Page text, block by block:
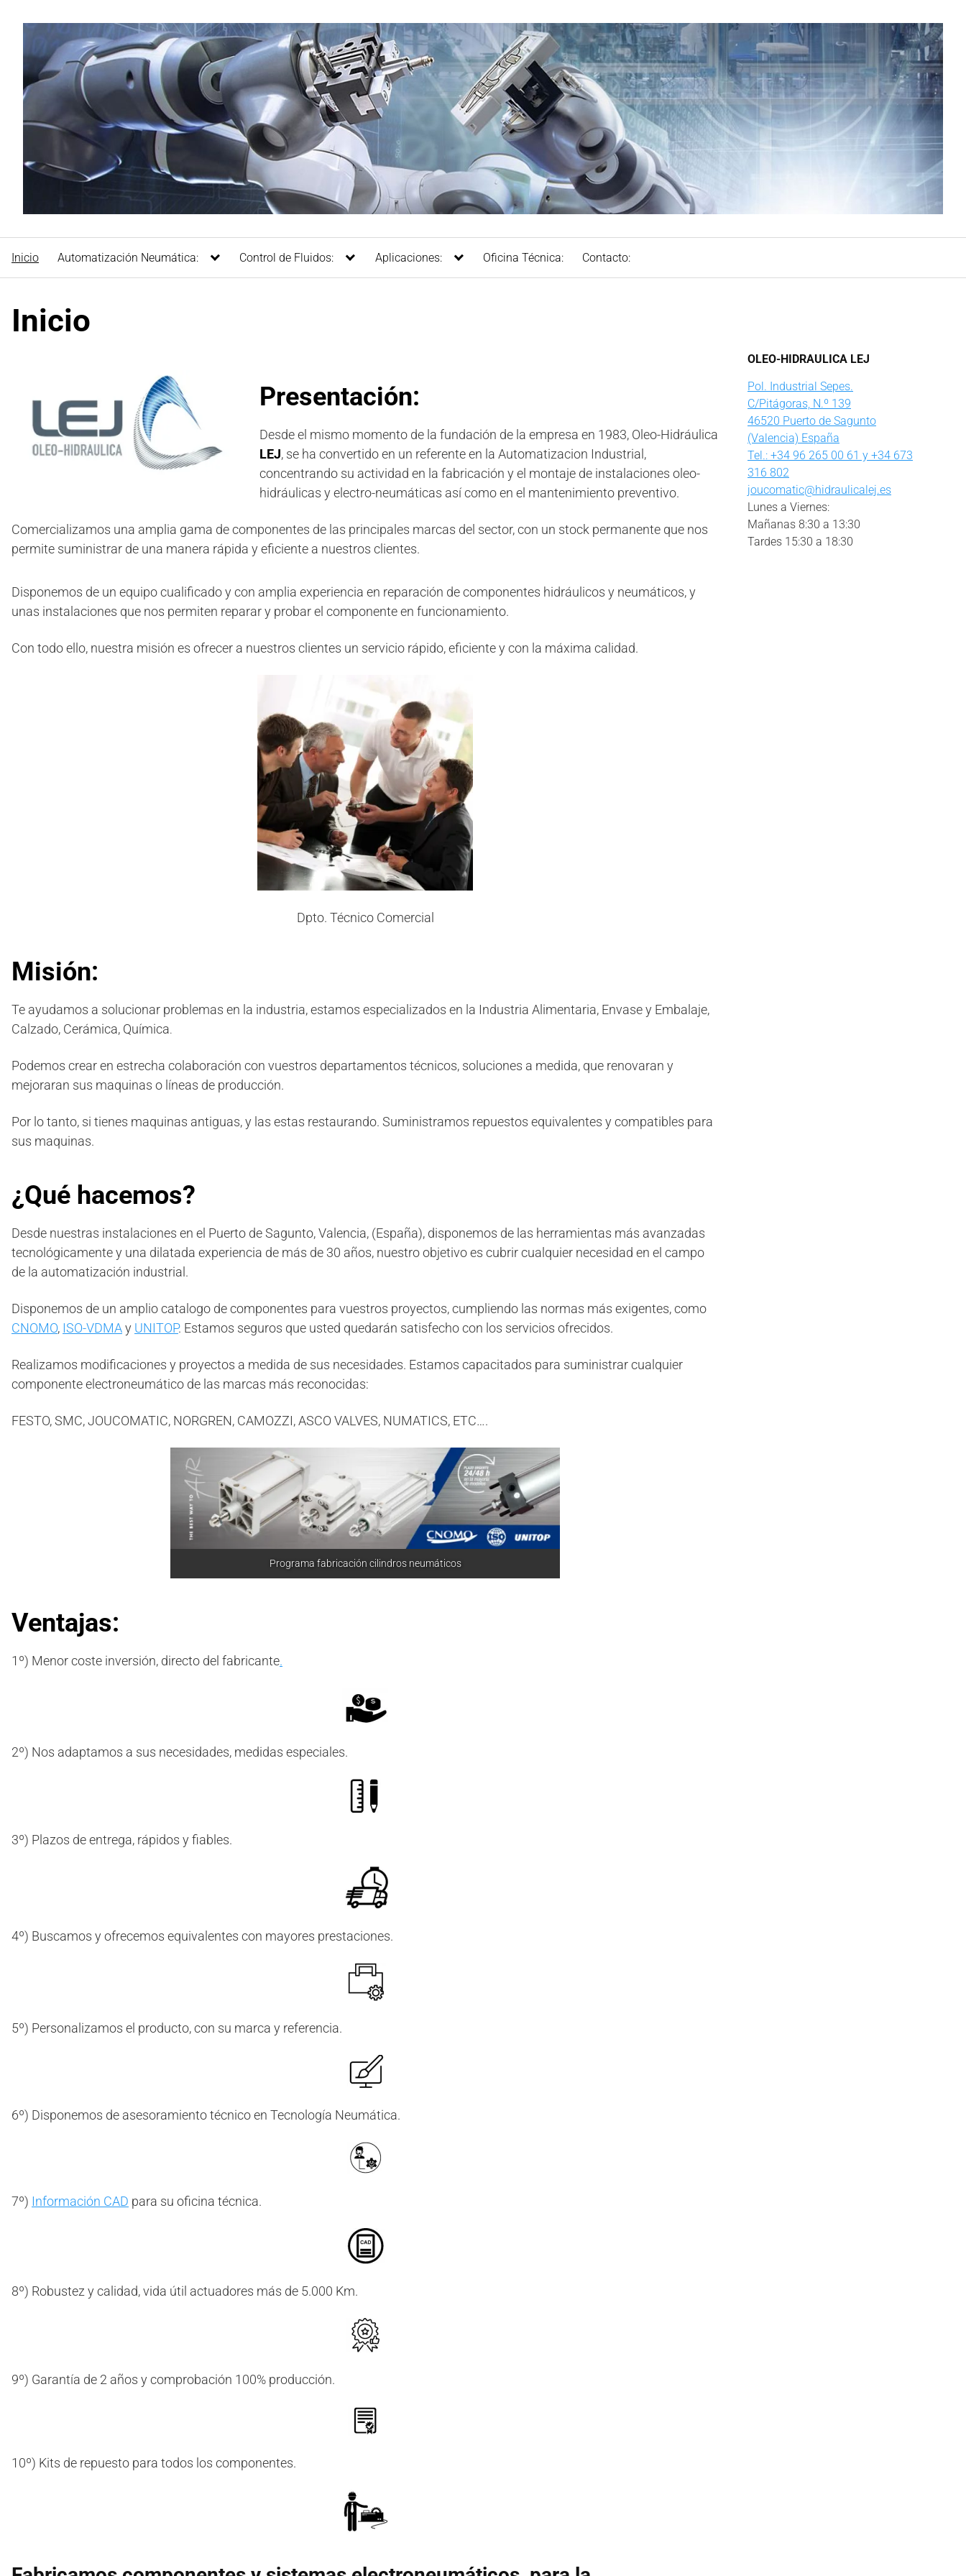
Inicio Automatización Neumática: Control de Fluidos: Aplicaciones: Oficina Técnica: Contacto:
Inicio
Presentación:
Desde el mismo momento de la fundación de la empresa en 1983, Oleo-Hidráulica
LEJ, se ha convertido en un referente en la Automatizacion Industrial,
concentrando su actividad en la fabricación y el montaje de instalaciones oleo-
hidráulicas y electro-neumáticas así como en el mantenimiento preventivo.
Comercializamos una amplia gama de componentes de las principales marcas del sector, con un stock permanente que nos
permite suministrar de una manera rápida y eficiente a nuestros clientes.
Disponemos de un equipo cualificado y con amplia experiencia en reparación de componentes hidráulicos y neumáticos, y
unas instalaciones que nos permiten reparar y probar el componente en funcionamiento.
Con todo ello, nuestra misión es ofrecer a nuestros clientes un servicio rápido, eficiente y con la máxima calidad.
Dpto. Técnico Comercial
Misión:
Te ayudamos a solucionar problemas en la industria, estamos especializados en la Industria Alimentaria, Envase y Embalaje,
Calzado, Cerámica, Química.
Podemos crear en estrecha colaboración con vuestros departamentos técnicos, soluciones a medida, que renovaran y
mejoraran sus maquinas o líneas de producción.
Por lo tanto, si tienes maquinas antiguas, y las estas restaurando. Suministramos repuestos equivalentes y compatibles para
sus maquinas.
¿Qué hacemos?
Desde nuestras instalaciones en el Puerto de Sagunto, Valencia, (España), disponemos de las herramientas más avanzadas
tecnológicamente y una dilatada experiencia de más de 30 años, nuestro objetivo es cubrir cualquier necesidad en el campo
de la automatización industrial.
Disponemos de un amplio catalogo de componentes para vuestros proyectos, cumpliendo las normas más exigentes, como
CNOMO, ISO-VDMAy UNITOP. Estamos seguros que usted quedarán satisfecho con los servicios ofrecidos.
Realizamos modificaciones y proyectos a medida de sus necesidades. Estamos capacitados para suministrar cualquier
componente electroneumático de las marcas más reconocidas:
FESTO, SMC, JOUCOMATIC, NORGREN, CAMOZZI, ASCO VALVES, NUMATICS, ETC….
Programa fabricación cilindros neumáticos
Ventajas:
1º) Menor coste inversión, directo del fabricante.
2º) Nos adaptamos a sus necesidades, medidas especiales.
3º) Plazos de entrega, rápidos y fiables.
4º) Buscamos y ofrecemos equivalentes con mayores prestaciones.
5º) Personalizamos el producto, con su marca y referencia.
6º) Disponemos de asesoramiento técnico en Tecnología Neumática.
7º) Información CAD para su oficina técnica.
8º) Robustez y calidad, vida útil actuadores más de 5.000 Km.
9º) Garantía de 2 años y comprobación 100% producción.
10º) Kits de repuesto para todos los componentes.
OLEO-HIDRAULICA LEJ
Pol. Industrial Sepes.
C/Pitágoras, N.º 139
46520 Puerto de Sagunto
(Valencia) España
Tel.: +34 96 265 00 61 y +34 673
316 802
joucomatic@hidraulicalej.es
Lunes a Viernes:
Mañanas 8:30 a 13:30
Tardes 15:30 a 18:30